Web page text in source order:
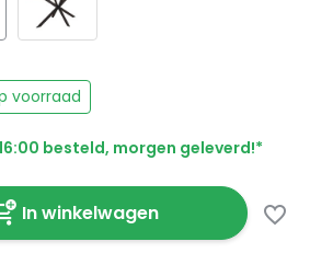
voorraad
besteld, morgen geleverd!*
In winkelwagen